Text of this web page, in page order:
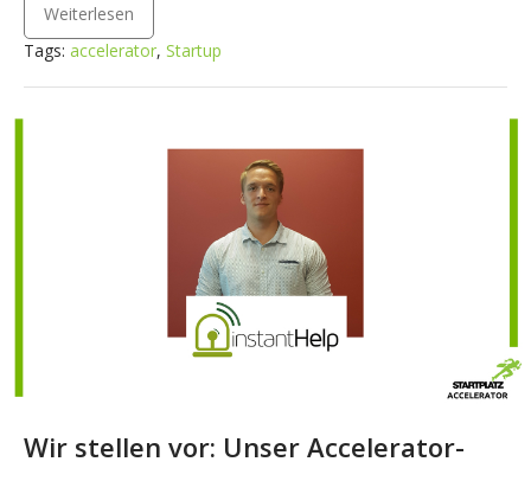
Weiterlesen
Tags: accelerator, Startup
Wir stellen vor: Unser Accelerator-